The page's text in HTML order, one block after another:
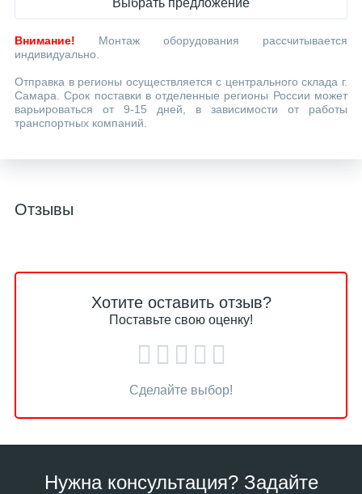
Внимание! Монтаж оборудования рассчитывается
индивидуально.
Отправка в регионы осуществляется с центрального склада г.
Самара. Срок поставки в отделенные регионы России может
варьироваться от 9-15 дней, в зависимости от работы
транспортных компаний.
Отзывы
Хотите оставить отзыв?
Поставьте свою оценку!
Сделайте выбор!
Нужна консультация? Задайте